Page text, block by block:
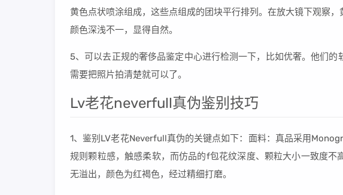
黄色点状喷涂组成，这些点组成的团块平行排列。在放大镜下观察，
颜色深浅不一，显得自然。
5、可以去正规的奢侈品鉴定中心进行检测一下，比如优奢。他们
需要把照片拍清楚就可以了。
Lv老花neverfull真伪鉴别技巧
1、鉴别LV老花Neverfull真伪的关键点如下：面料：真品采用
规则颗粒感，触感柔软，而仿品的f包花纹深度、颗粒大小一致度不
无溢出，颜色为红褐色，经过精细打磨。